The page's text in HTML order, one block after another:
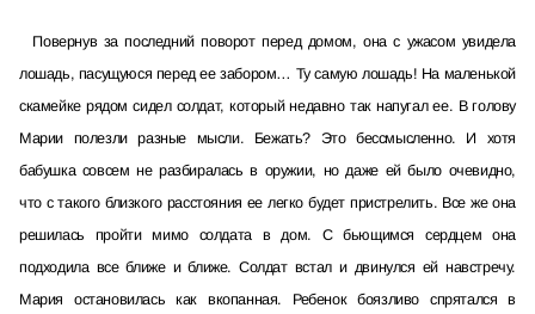
Повернув за последний поворот перед домом, она с ужасом увидела
лошадь, пасущуюся перед ее забором… Ту самую лошадь! На маленькой
скамейке рядом сидел солдат, который недавно так напугал ее. В голову
Марии полезли разные мысли. Бежать? Это бессмысленно. И хотя
бабушка совсем не разбиралась в оружии, но даже ей было очевидно,
что с такого близкого расстояния ее легко будет пристрелить. Все же она
решилась пройти мимо солдата в дом. С бьющимся сердцем она
подходила все ближе и ближе. Солдат встал и двинулся ей навстречу.
Мария остановилась как вкопанная. Ребенок боязливо спрятался в